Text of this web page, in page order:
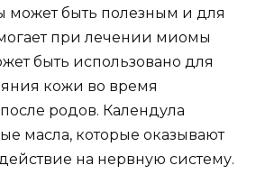
может быть полезным и для
при лечении миомы
быть использовано для
кожи во время
родов. Календула
масла, которые оказывают
на нервную систему.